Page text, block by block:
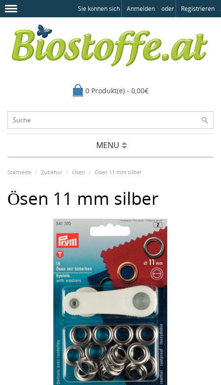
Sie können sich Anmelden oder Registrieren .
0 Produkt(e) - 0,00€
MENU
Startseite Zubehör Ösen Ösen 11 mm silber
Ösen 11 mm silber